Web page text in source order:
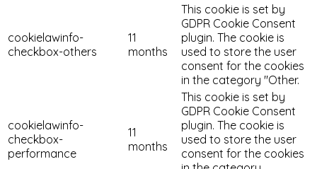
cookielawinfo-
checkbox-others
11
months
This cookie is set by
GDPR Cookie Consent
plugin. The cookie is
used to store the user
consent for the cookies
in the category "Other.
cookielawinfo-
checkbox-
performance
11
months
This cookie is set by
GDPR Cookie Consent
plugin. The cookie is
used to store the user
consent for the cookies